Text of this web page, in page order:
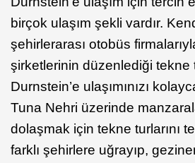
birçok ulaşım şekli vardır.
şehirlerarası otobüs
şirketlerinin düzenlediği tekne
Durnstein’e ulaşımınızı
Tuna Nehri üzerinde
dolaşmak için tekne turlarını
farklı şehirlere uğrayıp,